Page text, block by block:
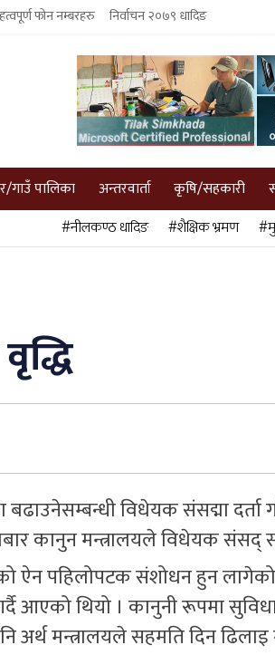
फोन नम्बरहरु निर्वाचन २०७९ धादिङ
गाउँ पालिका अन्तरवार्ता कृषि/सहकारी
#नीलकण्ठ धादिङ #शैक्षिक भ्रमण
विधेयक संसद्मा दर्ता
कानुन मन्त्रालयले विधेयक संसद्
ऐन पहिलोपटक संशोधन हुन
आएको थियो । कानुनी रूपमा
अर्थ मन्त्रालयले सहमति दिन